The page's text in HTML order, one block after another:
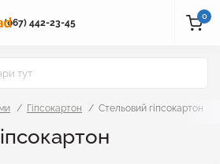
(067) 442-23-45
0
Гіпсокартон Стельовий гіпсокартон